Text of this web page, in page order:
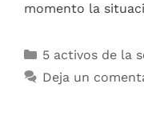
momento la
5 activos de la
Deja un